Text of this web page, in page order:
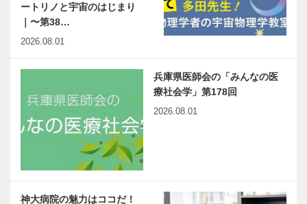
ートリノと宇宙のはじまり
｜〜第38…
2026.08.01
兵庫県医師会の「みんなの医
療社会学」第178回
2026.08.01
神大病院の魅力はココだ！